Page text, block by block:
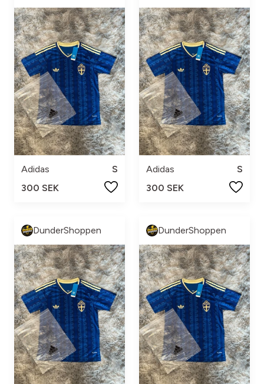
Adidas
S
300 SEK
Adidas
S
300 SEK
DunderShoppen DunderShoppen